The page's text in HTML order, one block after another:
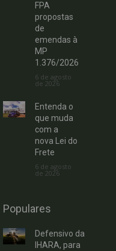
FPA
propostas
de
emendas à
MP
1.376/2026
6 de agosto
de 2026
Entenda o
que muda
com a
nova Lei do
Frete
6 de agosto
de 2026
Populares
Defensivo da
IHARA, para